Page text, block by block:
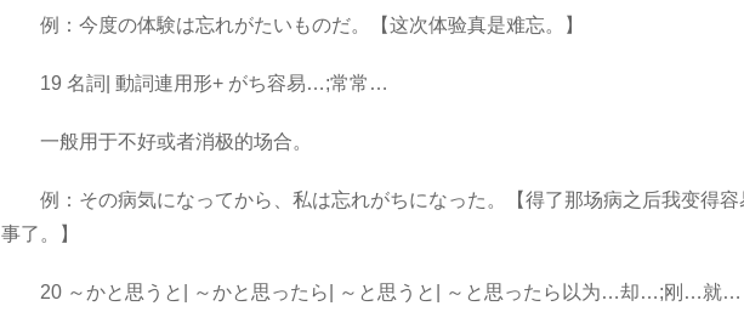
例：今度の体験は忘れがたいものだ。【这次体验真是难忘。】
19 名詞| 動詞連用形+ がち容易…;常常…
一般用于不好或者消极的场合。
例：その病気になってから、私は忘れがちになった。【得了那场病之后我变得容
事了。】
20 ～かと思うと| ～かと思ったら| ～と思うと| ～と思ったら以为…却…;刚…就…